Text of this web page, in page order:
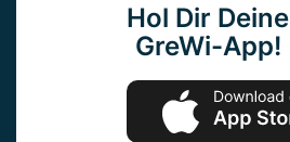
Hol Dir Deine
GreWi-App!